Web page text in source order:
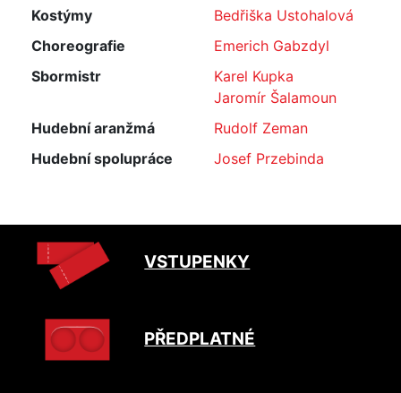
Kostýmy
Bedřiška Ustohalová
Choreografie
Emerich Gabzdyl
Sbormistr
Karel Kupka
Jaromír Šalamoun
Hudební aranžmá
Rudolf Zeman
Hudební spolupráce
Josef Przebinda
VSTUPENKY
PŘEDPLATNÉ